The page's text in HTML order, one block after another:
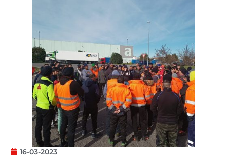
16-03-2023